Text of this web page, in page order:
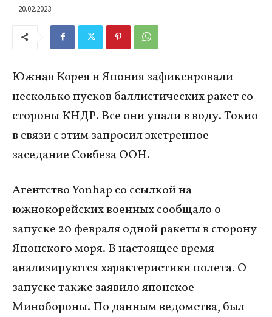
20.02.2023
Южная Корея и Япония зафиксировали
несколько пусков баллистических ракет со
стороны КНДР. Все они упали в воду. Токио
в связи с этим запросил экстренное
заседание Совбеза ООН.
Агентство Yonhap со ссылкой на
южнокорейских военных сообщало о
запуске 20 февраля одной ракеты в сторону
Японского моря. В настоящее время
анализируются характеристики полета. О
запуске также заявило японское
Минобороны. По данным ведомства, был